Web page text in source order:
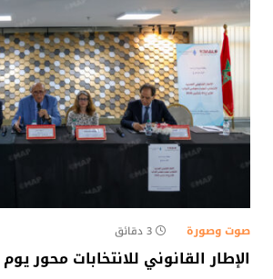
صوت وصورة 3 دقائق
الإطار القانوني للانتخابات محور